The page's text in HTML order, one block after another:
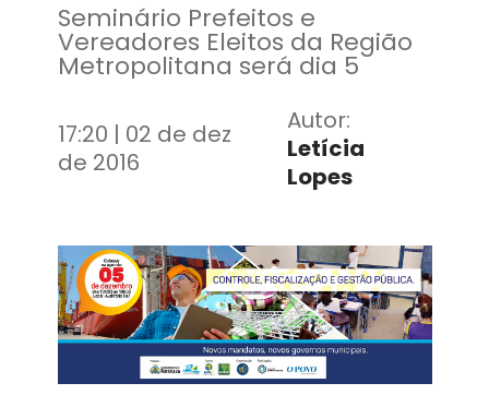
Seminário Prefeitos e
Vereadores Eleitos da Região
Metropolitana será dia 5
17:20 | 02 de dez
de 2016
Autor:
Letícia
Lopes